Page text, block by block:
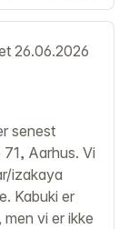
26.06.2026
senest
Aarhus. Vi
izakaya
Kabuki er
vi er ikke